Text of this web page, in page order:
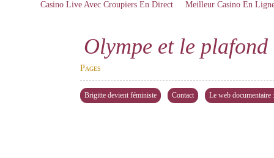
Casino Live Avec Croupiers En Direct Meilleur Casino En
Olympe et le plafond
Pages
Brigitte devient féministe Contact Le web documentaire